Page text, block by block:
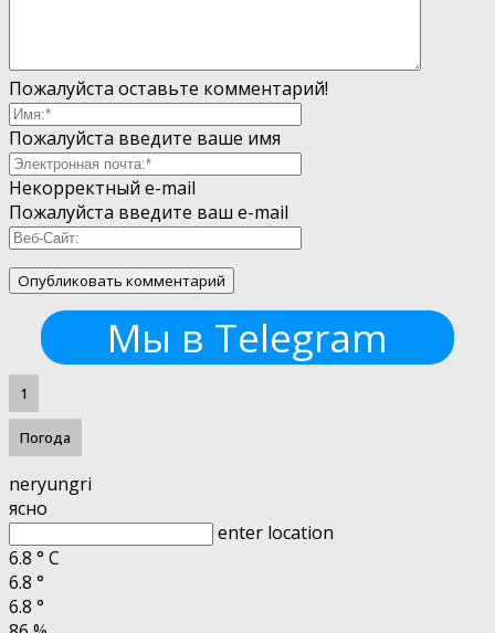
Пожалуйста оставьте комментарий!
Пожалуйста введите ваше имя
Некорректный e-mail
Пожалуйста введите ваш e-mail
Мы в Telegram
1
Погода
neryungri
ясно
enter location
6.8 ° C
6.8 °
6.8 °